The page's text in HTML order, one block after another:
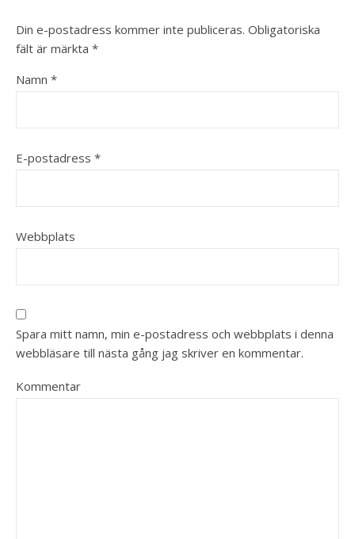
Din e-postadress kommer inte publiceras. Obligatoriska
fält är märkta *
Namn *
E-postadress *
Webbplats
Spara mitt namn, min e-postadress och webbplats i denna
webbläsare till nästa gång jag skriver en kommentar.
Kommentar